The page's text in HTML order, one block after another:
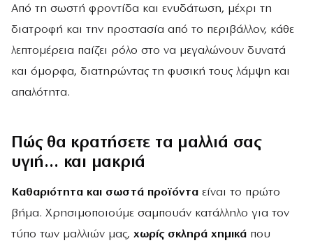
Από τη σωστή φροντίδα και ενυδάτωση, μέχρι τη
διατροφή και την προστασία από το περιβάλλον, κάθε
λεπτομέρεια παίζει ρόλο στο να μεγαλώνουν δυνατά
και όμορφα, διατηρώντας τη φυσική τους λάμψη και
απαλότητα.
Πώς θα κρατήσετε τα μαλλιά σας
υγιή… και μακριά
Καθαριότητα και σωστά προϊόντα είναι το πρώτο
βήμα. Χρησιμοποιούμε σαμπουάν κατάλληλο για τον
τύπο των μαλλιών μας, χωρίς σκληρά χημικά που